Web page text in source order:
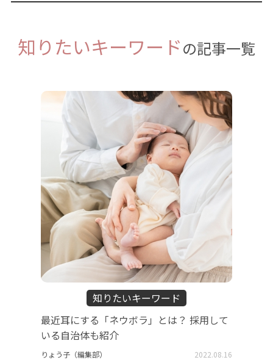
知りたいキーワードの記事一覧
知りたいキーワード
最近耳にする「ネウボラ」とは？ 採用して
いる自治体も紹介
りょう子（編集部） 2022.08.16